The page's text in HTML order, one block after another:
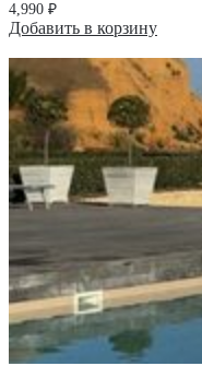
4,990 ₽
Добавить в корзину